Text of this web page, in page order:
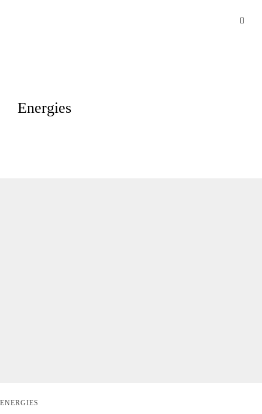
Energies
ENERGIES